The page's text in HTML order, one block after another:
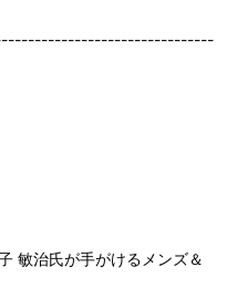
敏治氏が手がけるメンズ＆